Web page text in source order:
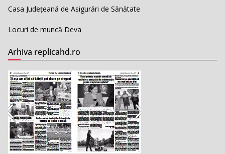
Casa Județeană de Asigurări de Sănătate
Locuri de muncă Deva
Arhiva replicahd.ro